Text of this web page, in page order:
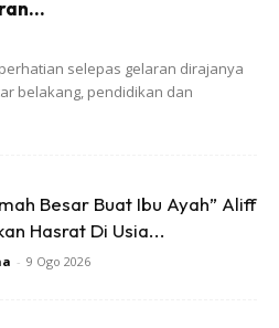
adik beradik Anne yang lain
Ads
selepas gelaran dirajanya
belakang, pendidikan dan
Besar Buat Ibu Ayah” Aliff
Hasrat Di Usia...
- 9 Ogo 2026